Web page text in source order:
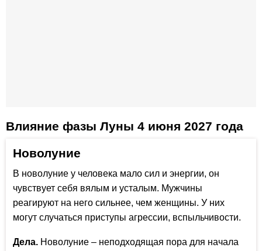
Влияние фазы Луны 4 июня 2027 года
Новолуние
В новолуние у человека мало сил и энергии, он
чувствует себя вялым и усталым. Мужчины
реагируют на него сильнее, чем женщины. У них
могут случаться приступы агрессии, вспыльчивости.
Дела. Новолуние – неподходящая пора для начала